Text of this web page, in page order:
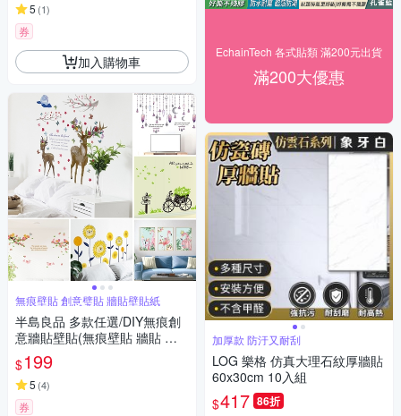
5 (1)
券
加入購物車
無痕壁貼 創意璧貼 牆貼壁貼紙
半島良品 多款任選/DIY無痕創
意牆貼壁貼(無痕壁貼 牆貼 壁
貼紙 創意璧貼)
$199
5 (4)
券
EchainTech 各式貼類 滿200元出貨
滿200大優惠
加厚款 防汙又耐刮
LOG 樂格 仿真大理石紋厚牆貼
60x30cm 10入組
$417 86折